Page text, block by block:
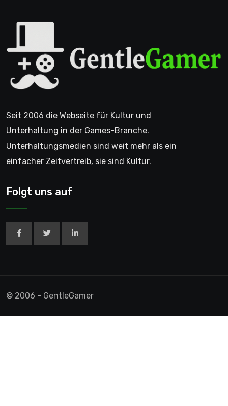
Seit 2006 die Webseite für Kultur und
Unterhaltung in der Games-Branche.
Unterhaltungsmedien sind weit mehr als ein
einfacher Zeitvertreib, sie sind Kultur.
Folgt uns auf
© 2006 - GentleGamer